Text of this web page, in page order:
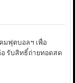
มฟุตบอลฯ เพื่อ
รับสิทธิ์ถ่ายทอดสด